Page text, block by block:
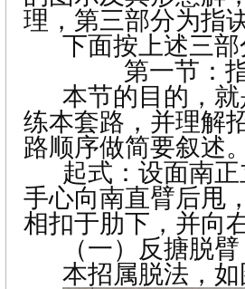
理，第三部分为指
下面按上述三
第一节：
本节的目的，
练本套路，并理解
路顺序做简要叙述。
起式：设面南
手心向南直臂后甩
相扣于肋下，并向
（一）
反搪脱臂
本招属脱法，